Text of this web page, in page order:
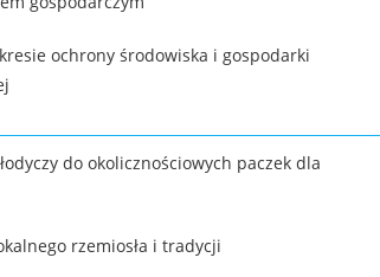
ochrony środowiska i
do okolicznościowych paczek dla
rzemiosła i tradycji